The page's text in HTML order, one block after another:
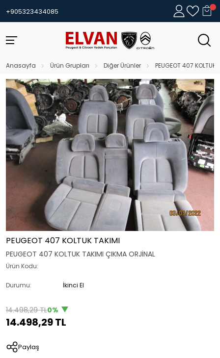
+905323434085
Anasayfa Ürün Grupları Diğer Ürünler PEUGEOT 407 KOLTUK
PEUGEOT 407 KOLTUK TAKIMI
PEUGEOT 407 KOLTUK TAKIMI ÇIKMA ORJİNAL
Ürün Kodu:
Durumu: İkinci El
14.498,29 TL0%
14.498,29 TL
Paylaş